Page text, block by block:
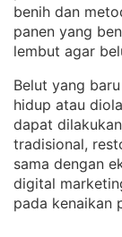
benih dan
panen yang
lembut agar
Belut yang
hidup atau
dapat
tradisional,
sama dengan
digital
pada kenaikan